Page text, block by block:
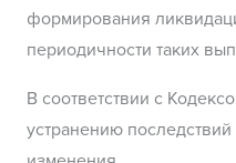
формирования
периодичности таких
В соответствии с
устранению